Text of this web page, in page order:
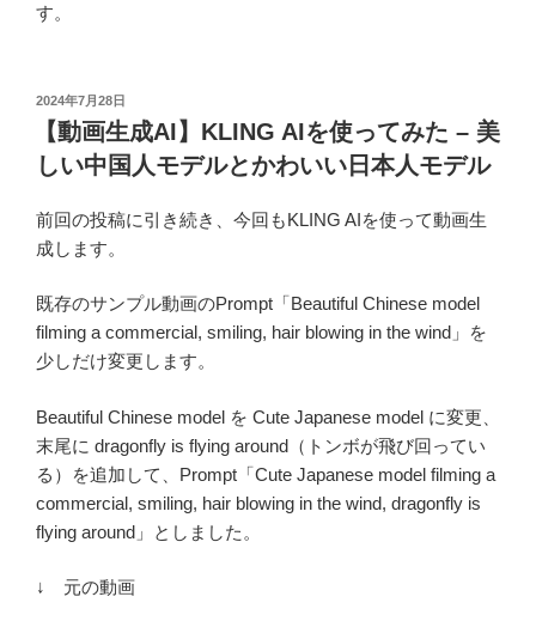
す。
投
稿
日:
2024年7月28日
【動画生成AI】KLING AIを使ってみた – 美
しい中国人モデルとかわいい日本人モデル
前回の投稿に引き続き、今回もKLING AIを使って動画生
成します。
既存のサンプル動画のPrompt「Beautiful Chinese model
filming a commercial, smiling, hair blowing in the wind」を
少しだけ変更します。
Beautiful Chinese model を Cute Japanese model に変更、
末尾に dragonfly is flying around（トンボが飛び回ってい
る）を追加して、Prompt「Cute Japanese model filming a
commercial, smiling, hair blowing in the wind, dragonfly is
flying around」としました。
↓ 元の動画